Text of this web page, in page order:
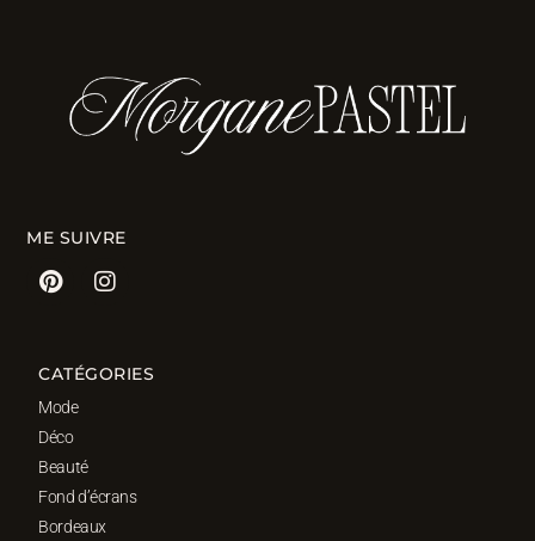
ME SUIVRE
CATÉGORIES
Mode
Déco
Beauté
Fond d’écrans
Bordeaux